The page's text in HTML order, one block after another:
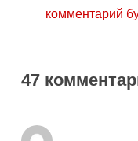
комментарий
47